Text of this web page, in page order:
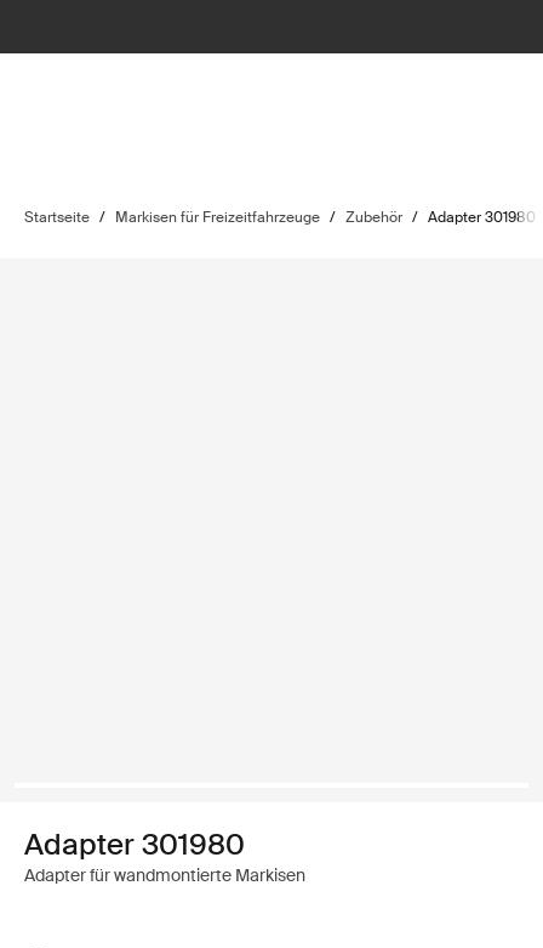
Startseite / Markisen für Freizeitfahrzeuge / Zubehör / Adapter 301980
Adapter 301980
Adapter für wandmontierte Markisen